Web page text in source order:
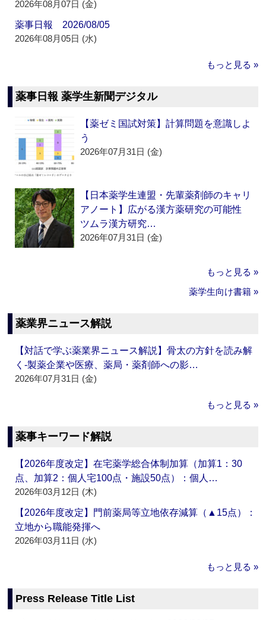
2026年08月07日 (金)
薬事日報 2026/08/05
2026年08月05日 (水)
もっと見る »
薬事日報 薬学生新聞デジタル
【薬ゼミ国試対策】計算問題を意識しよ
う
2026年07月31日 (金)
【日本薬学生連盟・先輩薬剤師のキャリ
アノート】広がる漢方薬研究の可能性
ツムラ漢方研究…
2026年07月31日 (金)
もっと見る »
薬学生向け書籍 »
薬業界ニュース解説
【対話で学ぶ薬業界ニュース解説】骨太の方針を読み解
く‐製薬企業や医療、薬局・薬剤師への影…
2026年07月31日 (金)
もっと見る »
薬事キーワード解説
【2026年度改定】在宅薬学総合体制加算（加算1：30
点、加算2：個人宅100点・施設50点）：個人…
2026年03月12日 (木)
【2026年度改定】門前薬局等立地依存減算（▲15点）：
立地から職能発揮へ
2026年03月11日 (水)
もっと見る »
Press Release Title List